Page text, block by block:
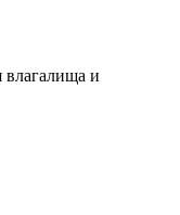
влагалища и